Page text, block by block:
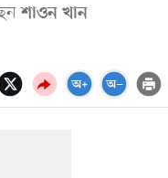
শাওন খান